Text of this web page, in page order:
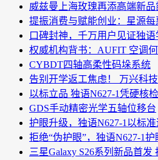
威兹曼上海玫瑰再添高端新
提振消费与赋能创业：星源
口碑封神，千万用户见证独
权威机构背书：AUFIT 空调
CYBDT四轴高柔性码垛系统
告别开学返工焦虑！ 万兴科
以标立品 独语N627-1凭硬核
GDS手动精密光学五轴位移台
护眼升级，独语N627-1以标
拒绝“伪护眼”，独语N627-1
三星Galaxy S26系列新品首发